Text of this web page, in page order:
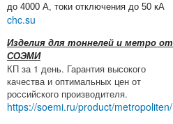
до 4000 А, токи отключения до 50 кА
chc.su
Изделия для тоннелей и метро от
СОЭМИ
КП за 1 день. Гарантия высокого
качества и оптимальных цен от
российского производителя.
https://soemi.ru/product/metropoliten/